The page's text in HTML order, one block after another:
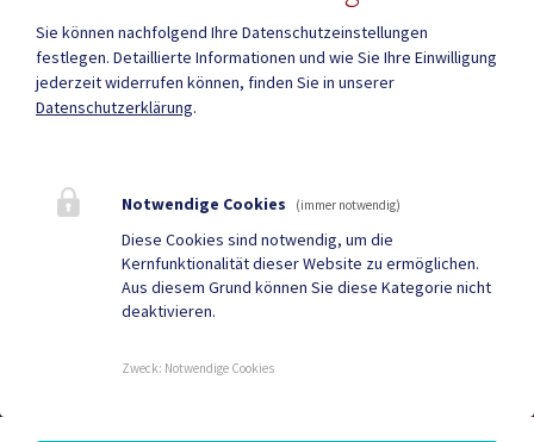
ID - Austria
CITIES App
Hochzeit
Sport & Freizeit
Stadtzeitung
Neuigkeiten
Termine
Kundmachungen
Sie können nachfolgend Ihre Datenschutzeinstellungen
festlegen. Detaillierte Informationen und wie Sie Ihre Einwilligung
jederzeit widerrufen können, finden Sie in unserer
Datenschutzerklärung.
Notwendige Cookies (immer notwendig)
Diese Cookies sind notwendig, um die
Kernfunktionalität dieser Website zu ermöglichen.
Aus diesem Grund können Sie diese Kategorie nicht
deaktivieren.
Zweck: Notwendige Cookies